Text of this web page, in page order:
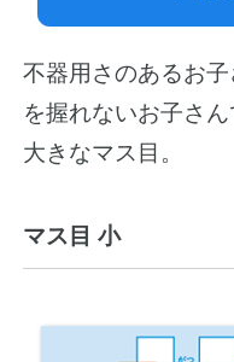
不器用さのあるお
を握れないお子さ
大きなマス目。
マス目 小